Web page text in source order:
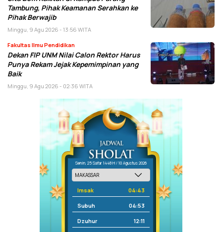
Tambung, Pihak Keamanan Serahkan ke
Pihak Berwajib
Minggu, 9 Agu 2026 - 13:56 WITA
Fakultas Ilmu Pendidikan
Dekan FIP UNM Nilai Calon Rektor Harus
Punya Rekam Jejak Kepemimpinan yang
Baik
Minggu, 9 Agu 2026 - 02:36 WITA
Senin, 25 Safar 1448 H / 10 Agustus 2026
Imsak 04:43
Subuh 04:53
Dzuhur 12:11